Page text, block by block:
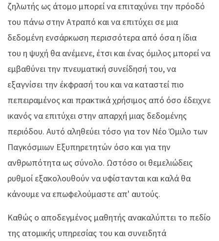
ζηλωτής ως άτομο μπορεί να επιταχύνει την πρόοδό
του πάνω στην Ατραπό και να επιτύχει σε μια
δεδομένη ενσάρκωση περισσότερα από όσα η ίδια
του η ψυχή θα ανέμενε, έτσι και ένας όμιλος μπορεί να
εμβαθύνει την πνευματική συνείδησή του, να
εξαγνίσει την έκφρασή του και να καταστεί πιο
πεπειραμένος και πρακτικά χρήσιμος από όσο έδειχνε
ικανός να επιτύχει στην απαρχή μιας δεδομένης
περιόδου. Αυτό αληθεύει τόσο για τον Νέο Όμιλο των
Παγκόσμιων Εξυπηρετητών όσο και για την
ανθρωπότητα ως σύνολο. Ωστόσο οι θεμελιώδεις
ρυθμοί εξακολουθούν να υφίστανται και καλά θα
κάνουμε να επωφελούμαστε απ' αυτούς.
Καθώς ο αποδεγμένος μαθητής ανακαλύπτει το πεδίο
της ατομικής υπηρεσίας του και συνειδητά